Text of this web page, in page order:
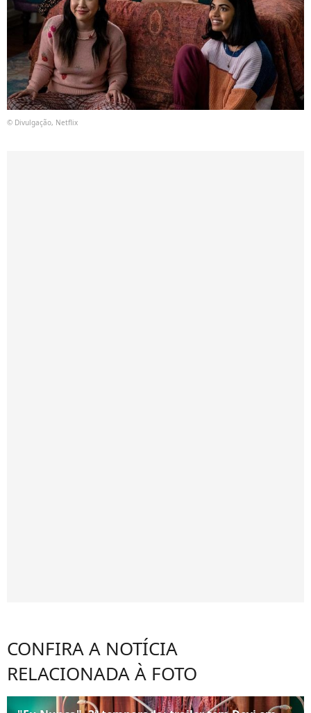
© Divulgação, Netflix
CONFIRA A NOTÍCIA
RELACIONADA À FOTO